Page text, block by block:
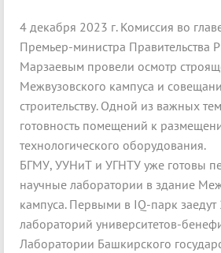
4 декабря 2023 г. Комиссия во
Премьер-министра Правительства
Марзаевым провели осмотр
Межвузовского кампуса и
строительству. Одной из важных
готовность помещений к
технологического оборудования.
БГМУ, УУНиТ и УГНТУ уже готовы
научные лаборатории в здание
кампуса. Первыми в IQ-парк
лабораторий университетов-
Лаборатории Башкирского